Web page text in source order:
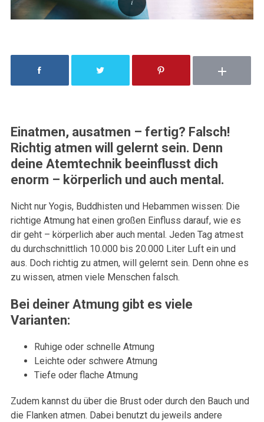
Einatmen, ausatmen – fertig? Falsch!
Richtig atmen will gelernt sein. Denn
deine Atemtechnik beeinflusst dich
enorm – körperlich und auch mental.
Nicht nur Yogis, Buddhisten und Hebammen wissen: Die
richtige Atmung hat einen großen Einfluss darauf, wie es
dir geht – körperlich aber auch mental. Jeden Tag atmest
du durchschnittlich 10.000 bis 20.000 Liter Luft ein und
aus. Doch richtig zu atmen, will gelernt sein. Denn ohne es
zu wissen, atmen viele Menschen falsch.
Bei deiner Atmung gibt es viele
Varianten:
Ruhige oder schnelle Atmung
Leichte oder schwere Atmung
Tiefe oder flache Atmung
Zudem kannst du über die Brust oder durch den Bauch und
die Flanken atmen. Dabei benutzt du jeweils andere